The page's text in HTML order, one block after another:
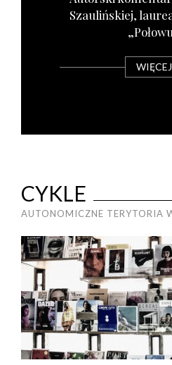
Szau­liń­skiej,
WIĘCEJ
CYKLE
AUTONOMICZNE TERYTORIA